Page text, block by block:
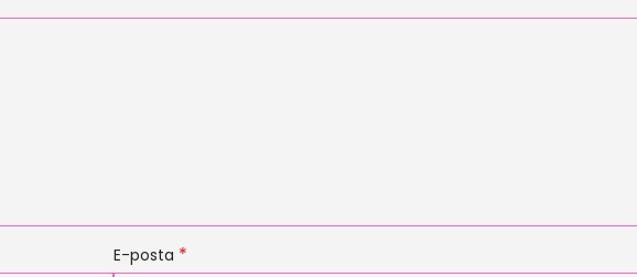
E-posta *